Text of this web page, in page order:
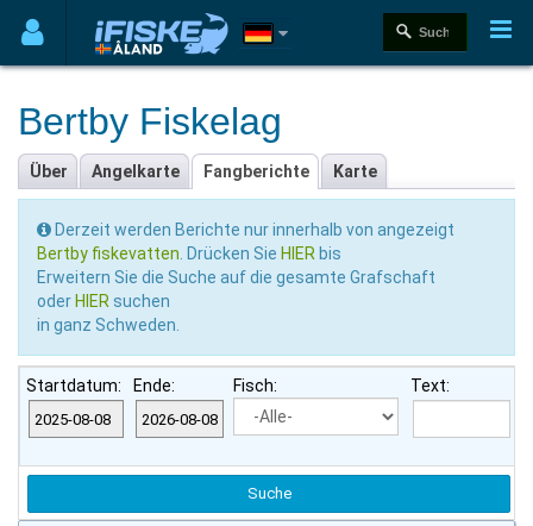
Bertby Fiskelag
Über Angelkarte Fangberichte Karte
Derzeit werden Berichte nur innerhalb von angezeigt
Bertby fiskevatten . Drücken Sie HIER bis
Erweitern Sie die Suche auf die gesamte Grafschaft
oder HIER suchen
in ganz Schweden.
Startdatum: Ende: Fisch: Text: